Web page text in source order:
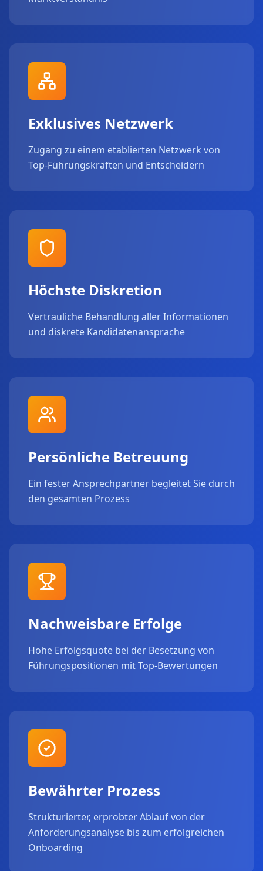
Exklusives Netzwerk
Zugang zu einem etablierten Netzwerk von
Top-Führungskräften und Entscheidern
Höchste Diskretion
Vertrauliche Behandlung aller Informationen
und diskrete Kandidatenansprache
Persönliche Betreuung
Ein fester Ansprechpartner begleitet Sie durch
den gesamten Prozess
Nachweisbare Erfolge
Hohe Erfolgsquote bei der Besetzung von
Führungspositionen mit Top-Bewertungen
Bewährter Prozess
Strukturierter, erprobter Ablauf von der
Anforderungsanalyse bis zum erfolgreichen
Onboarding